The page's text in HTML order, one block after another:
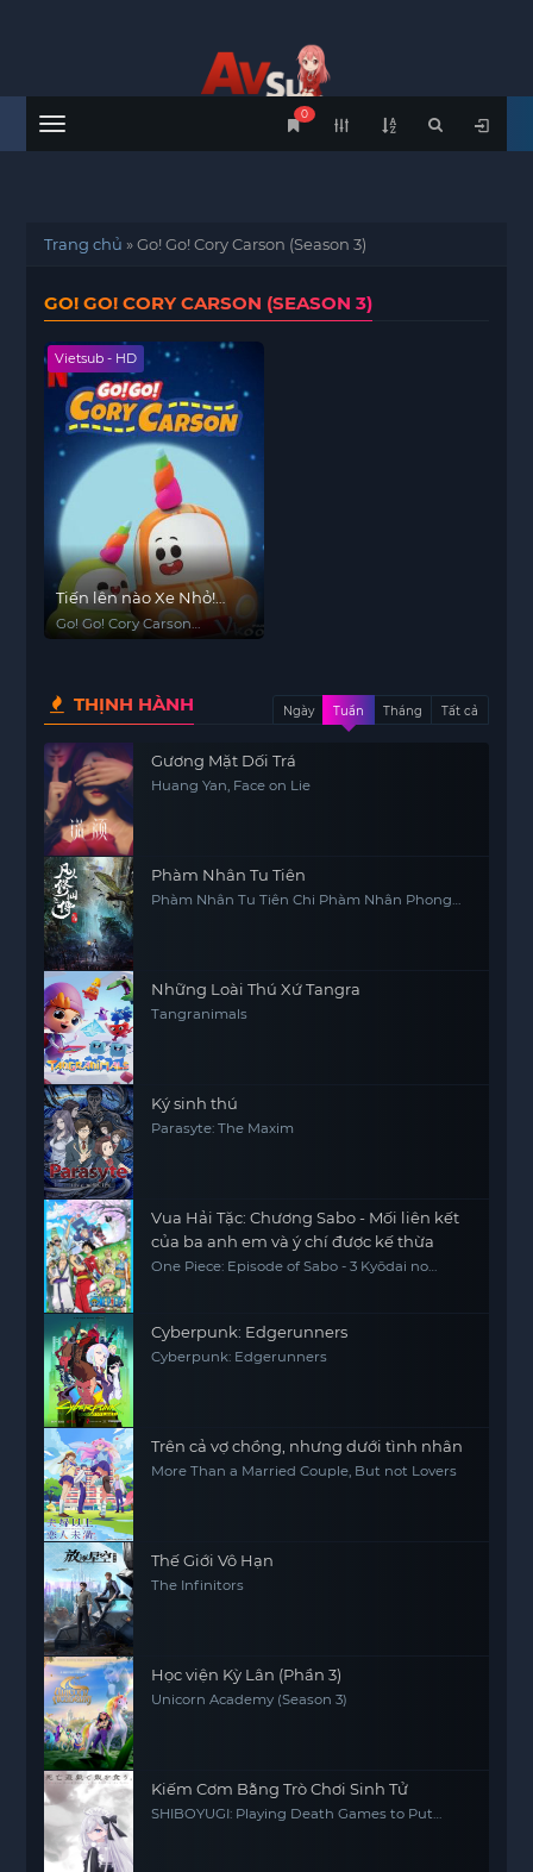
Menu
0
Trang chủ »Go! Go! Cory Carson (Season 3)
GO! GO! CORY CARSON (SEASON 3)
Vietsub - HD
Tiến lên nào Xe Nhỏ!
(Phần 3)
Go! Go! Cory Carson
THỊNH HÀNH Ngày Tuần Tháng Tất cả
Gương Mặt Dối Trá
Huang Yan, Face on Lie
Phàm Nhân Tu Tiên
Phàm Nhân Tu Tiên Chi Phàm Nhân Phong
Những Loài Thú Xứ Tangra
Tangranimals
Ký sinh thú
Parasyte: The Maxim
Vua Hải Tặc: Chương Sabo - Mối liên kết
của ba anh em và ý chí được kế thừa
One Piece: Episode of Sabo - 3 Kyōdai no
Inherited Will
Cyberpunk: Edgerunners
Cyberpunk: Edgerunners
Trên cả vợ chồng, nhưng dưới tình nhân
More Than a Married Couple, But not Lovers
Thế Giới Vô Hạn
The Infinitors
Học viện Kỳ Lân (Phần 3)
Unicorn Academy (Season 3)
Kiếm Cơm Bằng Trò Chơi Sinh Tử
SHIBOYUGI: Playing Death Games to Put